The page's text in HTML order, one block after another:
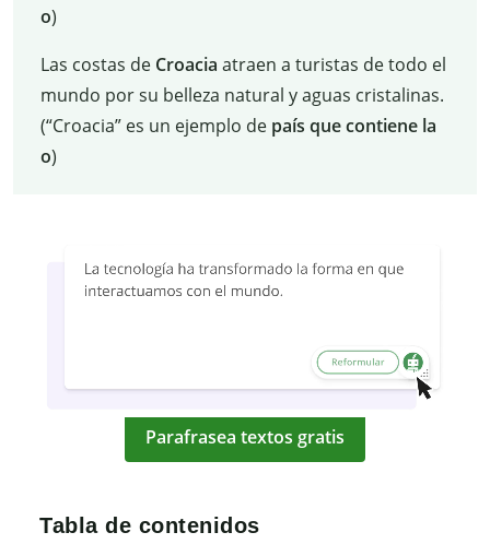
o)
Las costas de Croacia atraen a turistas de todo el
mundo por su belleza natural y aguas cristalinas.
(“Croacia” es un ejemplo de país que contiene la
o)
Parafrasea textos gratis
Tabla de contenidos